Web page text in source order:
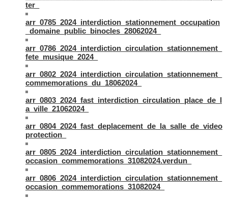
ter_
arr_0785_2024_interdiction_stationnement_occupation
_domaine_public_binocles_28062024_
arr_0786_2024_interdiction_circulation_stationnement_
fete_musique_2024_
arr_0802_2024_interdiction_circulation_stationnement_
commemorations_du_18062024_
arr_0803_2024_fast_interdiction_circulation_place_de_l
a_ville_21062024_
arr_0804_2024_fast_deplacement_de_la_salle_de_video
protection_
arr_0805_2024_interdiction_circulation_stationnement_
occasion_commemorations_31082024.verdun_
arr_0806_2024_interdiction_circulation_stationnement_
occasion_commemorations_31082024_